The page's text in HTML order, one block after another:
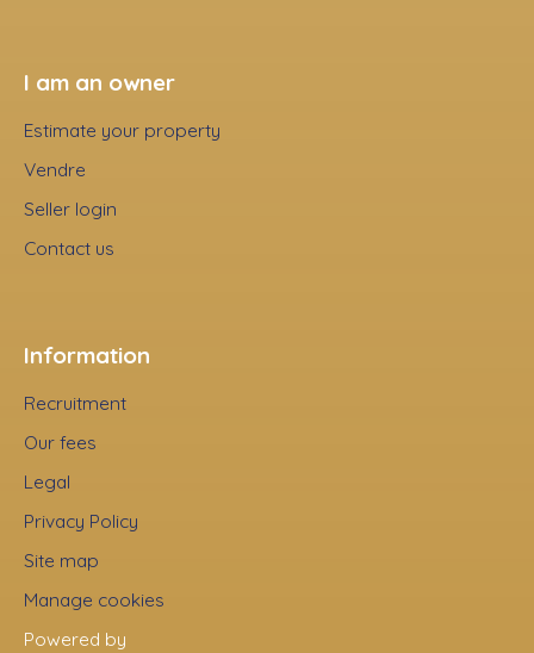
I am an owner
Estimate your property
Vendre
Seller login
Contact us
Information
Recruitment
Our fees
Legal
Privacy Policy
Site map
Manage cookies
Powered by